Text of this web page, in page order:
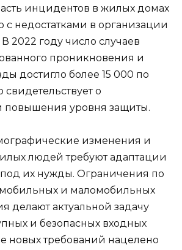
инцидентов в жилых домах
с недостатками в организации
2022 году число случаев
проникновения и
достигло более 15 000 по
свидетельствует о
повышения уровня защиты.
изменения и
людей требуют адаптации
их нужды. Ограничения по
и маломобильных
делают актуальной задачу
и безопасных входных
новых требований нацелено